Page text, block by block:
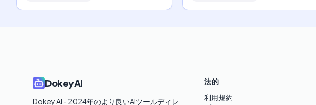
DokeyAI
Dokey AI - 2024年のより良いAIツールディレ
法的
利用規約